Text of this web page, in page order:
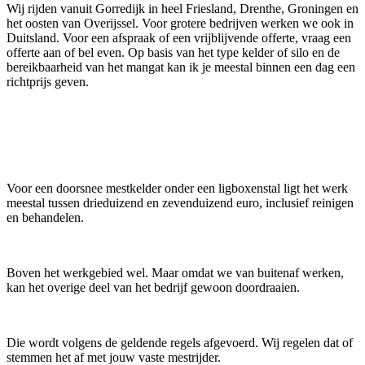
Wij rijden vanuit Gorredijk in heel Friesland, Drenthe, Groningen en
het oosten van Overijssel. Voor grotere bedrijven werken we ook in
Duitsland. Voor een afspraak of een vrijblijvende offerte, vraag een
offerte aan of bel even. Op basis van het type kelder of silo en de
bereikbaarheid van het mangat kan ik je meestal binnen een dag een
richtprijs geven.
Voor een doorsnee mestkelder onder een ligboxenstal ligt het werk
meestal tussen drieduizend en zevenduizend euro, inclusief reinigen
en behandelen.
Boven het werkgebied wel. Maar omdat we van buitenaf werken,
kan het overige deel van het bedrijf gewoon doordraaien.
Die wordt volgens de geldende regels afgevoerd. Wij regelen dat of
stemmen het af met jouw vaste mestrijder.